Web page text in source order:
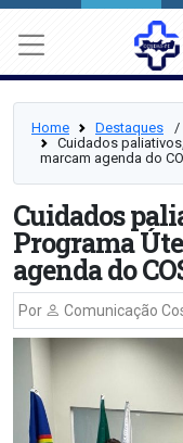
Home Destaques ⠀/⠀
Cuidados
marcam agenda do
Cuidados
Programa
agenda do
Por Comunicação